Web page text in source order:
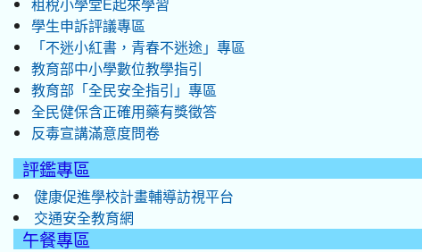
租稅小學堂E起來學習
學生申訴評議專區
「不迷小紅書，青春不迷途」專區
教育部中小學數位教學指引
教育部「全民安全指引」專區
全民健保含正確用藥有獎徵答
反毒宣講滿意度問卷
評鑑專區
健康促進學校計畫輔導訪視平台
交通安全教育網
午餐專區